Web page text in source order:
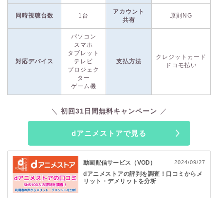
また、dアニメストアでは、動画配信に加えてアニメグッズの
販売も行っています。フィギュアやTシャツなど、視聴したア
ニメのグッズをすぐに購入できるのも、ファンにはうれしいポ
イントです。
月額料金は税込660円 ！ （※1）
アニメがメインではあるもの
配信サービスの中でも最安の価格帯
モ払いが使えるドコモユーザーはもちろん、ドコモユーザー以
dアニメストアは、
放送中の最新作品
から過去の懐かしい作品まで、アニメが好きな方なら絶対満足
できるはずです。ぜひこの機会にdアニメストアを利用してみ
てください。
※1 月額料金：契約日・解約日にかかわらず、毎月1日～末日までの1か月分の
料金が発生します。別途通信料その他レンタル料金等サービスによっては別料
同時視聴台数 1台
アカウント
共有
原則NG
対応デバイス
パソコン
スマホ
タブレット
テレビ
プロジェク
ター
ゲーム機
支払方法
クレジットカード
ドコモ払い
初回31日間無料キャンペーン
dアニメストアで見る
動画配信サービス（VOD） 2024/09/27
dアニメストアの評判を調査！口コミからメ
リット・デメリットを分析